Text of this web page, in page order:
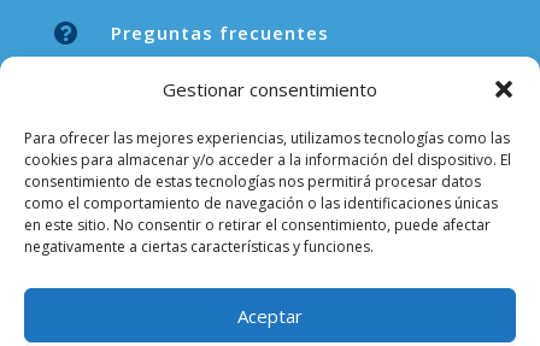
Gestionar consentimiento
Para ofrecer las mejores experiencias, utilizamos tecnologías como las
cookies para almacenar y/o acceder a la información del dispositivo. El
consentimiento de estas tecnologías nos permitirá procesar datos
como el comportamiento de navegación o las identificaciones únicas
en este sitio. No consentir o retirar el consentimiento, puede afectar
negativamente a ciertas características y funciones.
Aceptar
 Preguntas frecuentes
LEGAL
Aviso legal
Política de privacidad